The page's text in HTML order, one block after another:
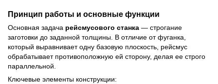
Принцип работы и основные функции
Основная задача рейсмусового станка — строгание
заготовки до заданной толщины. В отличие от фуганка,
который выравнивает одну базовую плоскость, рейсмус
обрабатывает противоположную ей сторону, делая ее строго
параллельной.
Ключевые элементы конструкции: